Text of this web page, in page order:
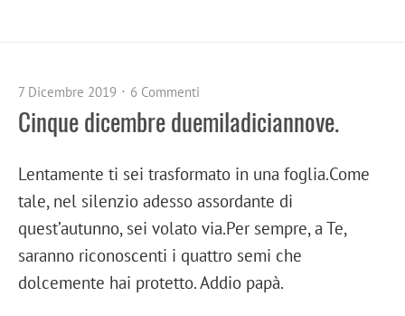
7 Dicembre 2019 6 Commenti
Cinque dicembre duemiladiciannove.
Lentamente ti sei trasformato in una foglia.Come
tale, nel silenzio adesso assordante di
quest’autunno, sei volato via.Per sempre, a Te,
saranno riconoscenti i quattro semi che
dolcemente hai protetto. Addio papà.